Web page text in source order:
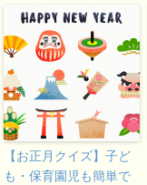
【お正月クイズ】子ど
も・保育園児も簡単で